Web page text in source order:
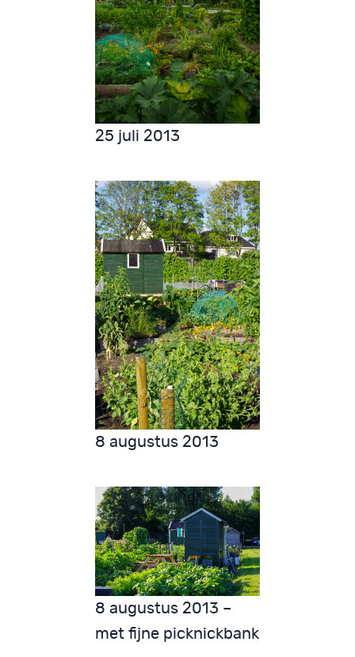
25 juli 2013
8 augustus 2013
8 augustus 2013 –
met fijne picknickbank